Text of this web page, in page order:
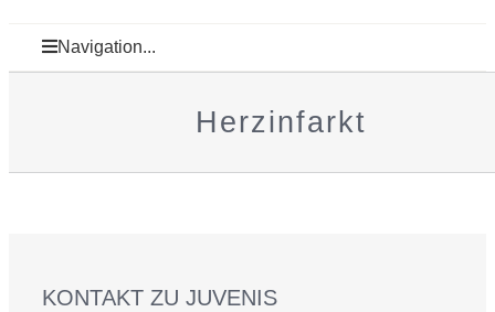
Navigation...
Herzinfarkt
KONTAKT ZU JUVENIS